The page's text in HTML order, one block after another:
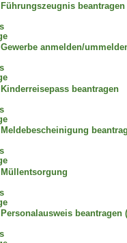
Führungszeugnis beantragen
Gewerbe anmelden/
Kinderreisepass beantragen
Meldebescheinigung
Müllentsorgung
Personalausweis beantragen